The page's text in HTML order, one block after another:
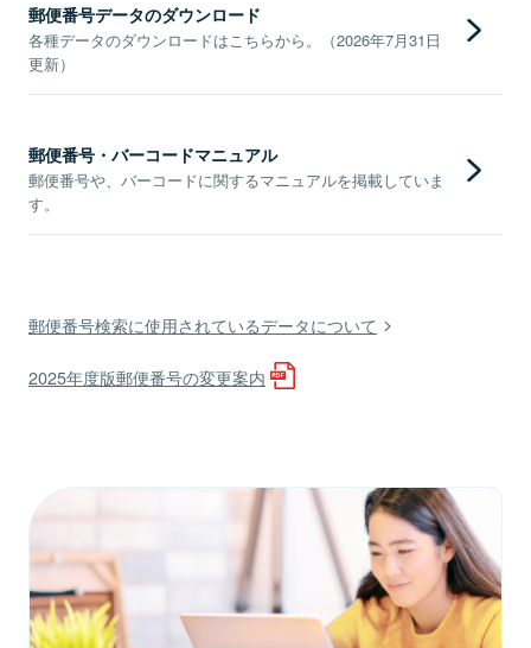
郵便番号データのダウンロード
各種データのダウンロードはこちらから。（2026年7月31日
更新）
郵便番号・バーコードマニュアル
郵便番号や、バーコードに関するマニュアルを掲載していま
す。
郵便番号検索に使用されているデータについて
2025年度版郵便番号の変更案内